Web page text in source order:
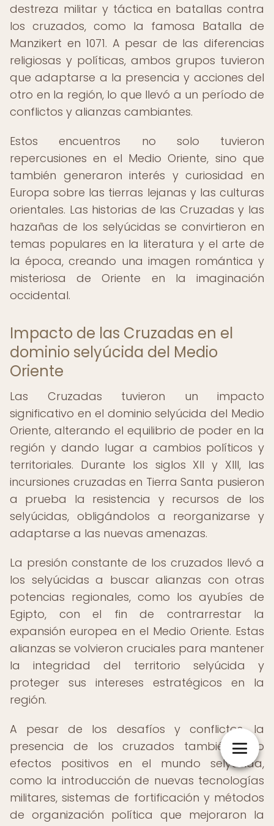
destreza militar y táctica en batallas contra
los cruzados, como la famosa Batalla de
Manzikert en 1071. A pesar de las diferencias
religiosas y políticas, ambos grupos tuvieron
que adaptarse a la presencia y acciones del
otro en la región, lo que llevó a un período de
conflictos y alianzas cambiantes.
Estos encuentros no solo tuvieron
repercusiones en el Medio Oriente, sino que
también generaron interés y curiosidad en
Europa sobre las tierras lejanas y las culturas
orientales. Las historias de las Cruzadas y las
hazañas de los selyúcidas se convirtieron en
temas populares en la literatura y el arte de
la época, creando una imagen romántica y
misteriosa de Oriente en la imaginación
occidental.
Impacto de las Cruzadas en el
dominio selyúcida del Medio
Oriente
Las Cruzadas tuvieron un impacto
significativo en el dominio selyúcida del Medio
Oriente, alterando el equilibrio de poder en la
región y dando lugar a cambios políticos y
territoriales. Durante los siglos XII y XIII, las
incursiones cruzadas en Tierra Santa pusieron
a prueba la resistencia y recursos de los
selyúcidas, obligándolos a reorganizarse y
adaptarse a las nuevas amenazas.
La presión constante de los cruzados llevó a
los selyúcidas a buscar alianzas con otras
potencias regionales, como los ayubíes de
Egipto, con el fin de contrarrestar la
expansión europea en el Medio Oriente. Estas
alianzas se volvieron cruciales para mantener
la integridad del territorio selyúcida y
proteger sus intereses estratégicos en la
región.
A pesar de los desafíos y conflictos, la
presencia de los cruzados también tuvo
efectos positivos en el mundo selyúcida,
como la introducción de nuevas tecnologías
militares, sistemas de fortificación y métodos
de organización política que mejoraron la